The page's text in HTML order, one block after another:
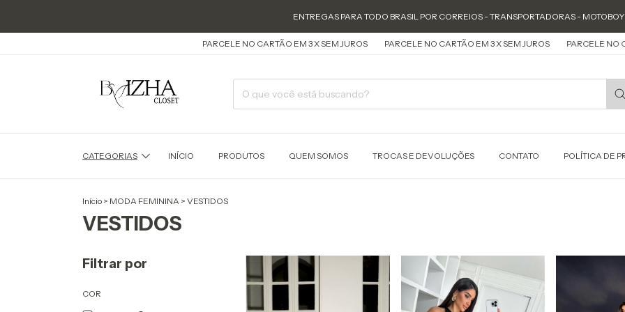
ENTREGAS PARA TODO BRASIL POR CORREIOS - TRANSPORTADORAS - MOTOBOY ( APENAS SP)
PARCELE NO CARTÃO EM 3 X SEM JUROS PARCELE NO CARTÃO EM 3 X SEM JUROS PARCELE NO CARTÃO EM 3 X
CATEGORIAS INÍCIO PRODUTOS QUEM SOMOS TROCAS E DEVOLUÇÕES CONTATO POLÍTICA DE
Início > MODA FEMININA > VESTIDOS
VESTIDOS
Filtrar por
COR